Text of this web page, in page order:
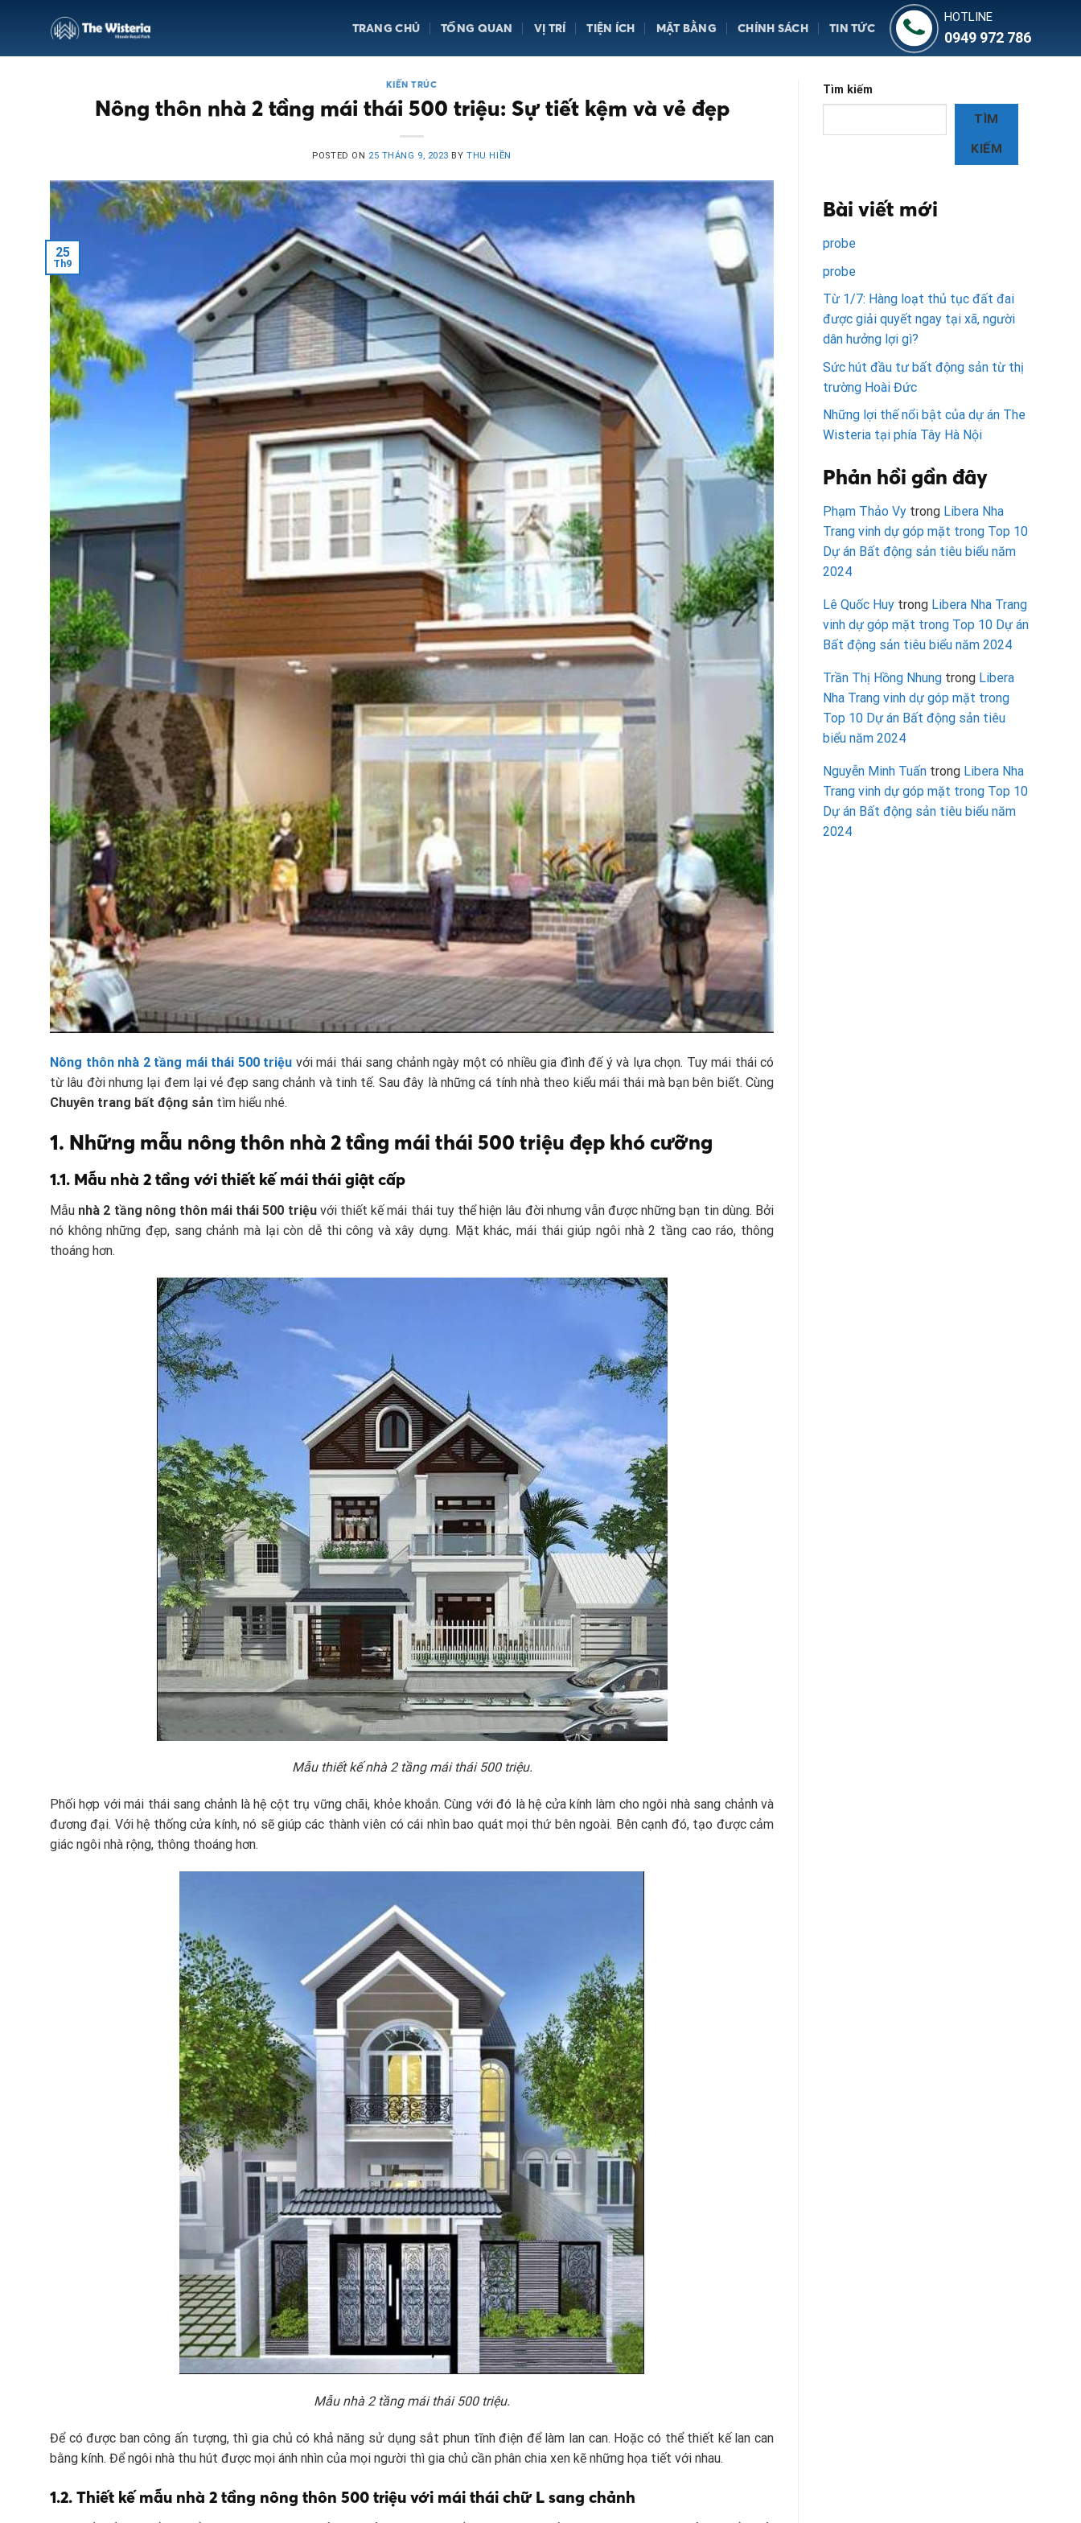
TRANG CHỦ TỔNG QUAN VỊ TRÍ TIỆN ÍCH MẶT BẰNG CHÍNH SÁCH TIN TỨC
HOTLINE
0949 972 786
KIẾN TRÚC
Nông thôn nhà 2 tầng mái thái 500 triệu: Sự tiết kệm và vẻ đẹp
POSTED ON 25 THÁNG 9, 2023 BYTHU HIỀN
25
Th9
Nông thôn nhà 2 tầng mái thái 500 triệu với mái thái sang chảnh ngày một có nhiều gia đình đế ý và lựa chọn. Tuy mái thái có
từ lâu đời nhưng lại đem lại vẻ đẹp sang chảnh và tinh tế. Sau đây là những cá tính nhà theo kiểu mái thái mà bạn bên biết. Cùng
Chuyên trang bất động sản tìm hiểu nhé.
1. Những mẫu nông thôn nhà 2 tầng mái thái 500 triệu đẹp khó cưỡng
1.1. Mẫu nhà 2 tầng với thiết kế mái thái giật cấp
Mẫu nhà 2 tầng nông thôn mái thái 500 triệuvới thiết kế mái thái tuy thể hiện lâu đời nhưng vẫn được những bạn tin dùng. Bởi
nó không những đẹp, sang chảnh mà lại còn dễ thi công và xây dựng. Mặt khác, mái thái giúp ngôi nhà 2 tầng cao ráo, thông
thoáng hơn.
Mẫu thiết kế nhà 2 tầng mái thái 500 triệu.
Phối hợp với mái thái sang chảnh là hệ cột trụ vững chãi, khỏe khoắn. Cùng với đó là hệ cửa kính làm cho ngôi nhà sang chảnh và
đương đại. Với hệ thống cửa kính, nó sẽ giúp các thành viên có cái nhìn bao quát mọi thứ bên ngoài. Bên cạnh đó, tạo được cảm
giác ngôi nhà rộng, thông thoáng hơn.
Mẫu nhà 2 tầng mái thái 500 triệu.
Để có được ban công ấn tượng, thì gia chủ có khả năng sử dụng sắt phun tĩnh điện để làm lan can. Hoặc có thể thiết kế lan can
bằng kính. Để ngôi nhà thu hút được mọi ánh nhìn của mọi người thì gia chủ cần phân chia xen kẽ những họa tiết với nhau.
1.2. Thiết kế mẫu nhà 2 tầng nông thôn 500 triệu với mái thái chữ L sang chảnh
Tìm kiếm
TÌM
KIẾM
Bài viết mới
probe
probe
Từ 1/7: Hàng loạt thủ tục đất đai
được giải quyết ngay tại xã, người
dân hưởng lợi gì?
Sức hút đầu tư bất động sản từ thị
trường Hoài Đức
Những lợi thế nổi bật của dự án The
Wisteria tại phía Tây Hà Nội
Phản hồi gần đây
Phạm Thảo Vy trong Libera Nha
Trang vinh dự góp mặt trong Top 10
Dự án Bất động sản tiêu biểu năm
2024
Lê Quốc Huy trong Libera Nha Trang
vinh dự góp mặt trong Top 10 Dự án
Bất động sản tiêu biểu năm 2024
Trần Thị Hồng Nhung trong Libera
Nha Trang vinh dự góp mặt trong
Top 10 Dự án Bất động sản tiêu
biểu năm 2024
Nguyễn Minh Tuấn trong Libera Nha
Trang vinh dự góp mặt trong Top 10
Dự án Bất động sản tiêu biểu năm
2024